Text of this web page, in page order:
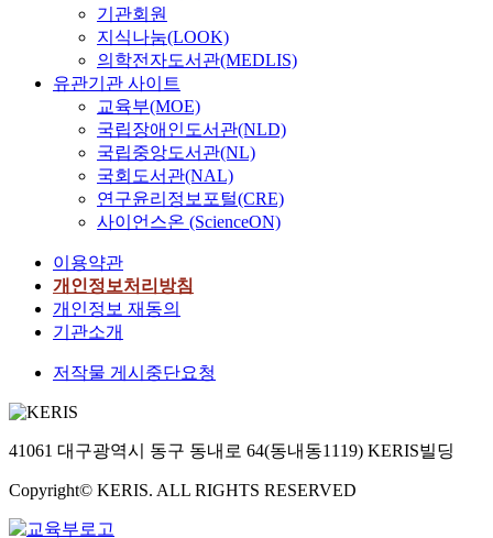
기관회원
지식나눔(LOOK)
의학전자도서관(MEDLIS)
유관기관 사이트
교육부(MOE)
국립장애인도서관(NLD)
국립중앙도서관(NL)
국회도서관(NAL)
연구윤리정보포털(CRE)
사이언스온 (ScienceON)
이용약관
개인정보처리방침
개인정보 재동의
기관소개
저작물 게시중단요청
41061 대구광역시 동구 동내로 64(동내동1119) KERIS빌딩
Copyright© KERIS. ALL RIGHTS RESERVED